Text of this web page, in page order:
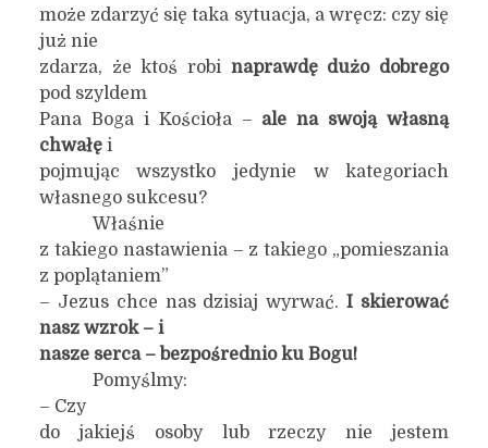
może zdarzyć się taka sytuacja, a wręcz: czy się
już nie
zdarza, że ktoś robi naprawdę dużo dobrego
pod szyldem
Pana Boga i Kościoła – ale na swoją własną
chwałę i
pojmując wszystko jedynie w kategoriach
własnego sukcesu?
Właśnie
z takiego nastawienia – z takiego „pomieszania
z poplątaniem”
– Jezus chce nas dzisiaj wyrwać.I skierować
nasz wzrok – i
nasze serca – bezpośrednio ku Bogu!
Pomyślmy:
– Czy
do jakiejś osoby lub rzeczy nie jestem